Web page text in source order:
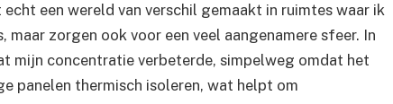
een wereld van verschil gemaakt in ruimtes waar ik
maar zorgen ook voor een veel aangenamere sfeer. In
mijn concentratie verbeterde, simpelweg omdat het
panelen thermisch isoleren, wat helpt om